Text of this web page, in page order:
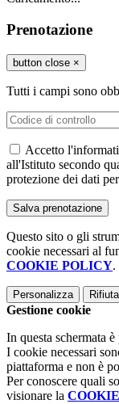
Prenotazione
button close ×
Tutti i campi sono
Accetto
all'Istituto secondo
protezione dei dati
Questo sito o gli
cookie necessari al
COOKIE POLICY.
Personalizza
Gestione cookie
In questa schermata
I cookie necessari
piattaforma e non è
Per conoscere quali
visionare la